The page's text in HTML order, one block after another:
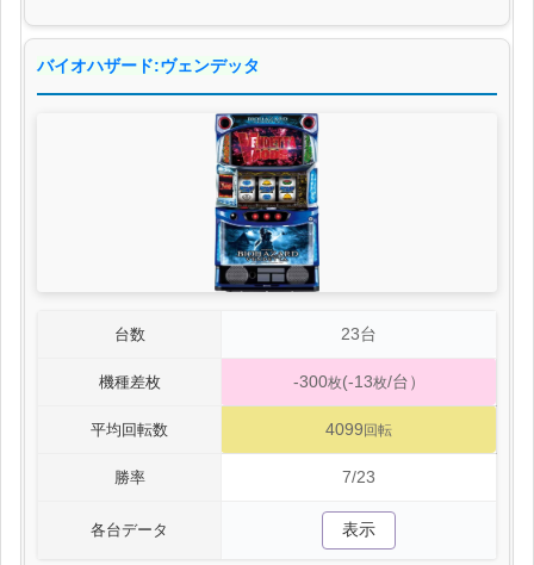
バイオハザード:ヴェンデッタ
台数 23台
機種差枚 -300枚(-13枚/台）
平均回転数 4099回転
勝率 7/23
各台データ 表示